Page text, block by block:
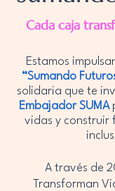
Cada caja
Estamos
“Sumando
solidaria que te
Embajador SUMA
vidas y construir
A través de
Transforman